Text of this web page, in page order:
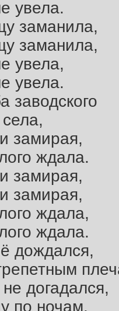
увела.
заманила,
заманила,
увела,
увела.
заводского
замирая,
ждала.
замирая,
замирая,
ждала,
ждала.
дождался,
догадался,
по ночам.